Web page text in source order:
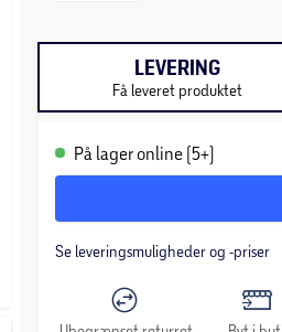
LEVERING
Få leveret produktet
På lager online (5+)
Se leveringsmuligheder og -priser